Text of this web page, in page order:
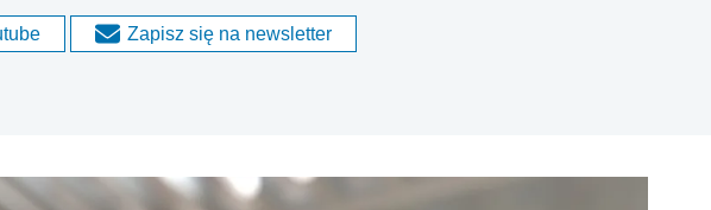
Zapisz się na newsletter